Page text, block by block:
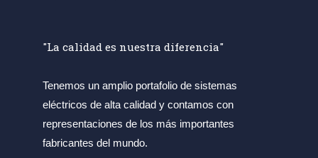
"La calidad es nuestra diferencia"
Tenemos un amplio portafolio de sistemas
eléctricos de alta calidad y contamos con
representaciones de los más importantes
fabricantes del mundo.